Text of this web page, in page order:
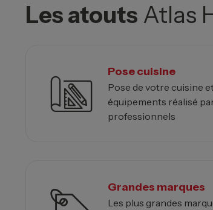
Les atouts Atlas
Pose cuisine
Pose de votre cuisine
équipements réalisé
professionnels
Grandes marques
Les plus grandes